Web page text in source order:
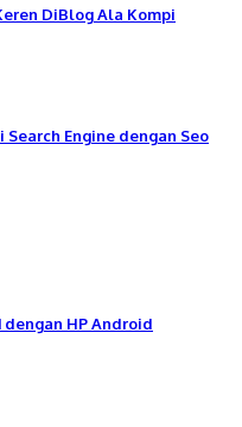
DiBlog Ala Kompi
Engine dengan Seo
dengan HP Android